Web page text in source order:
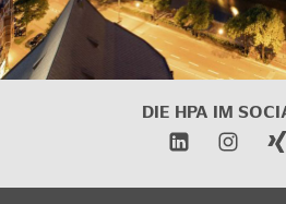
DIE HPA IM